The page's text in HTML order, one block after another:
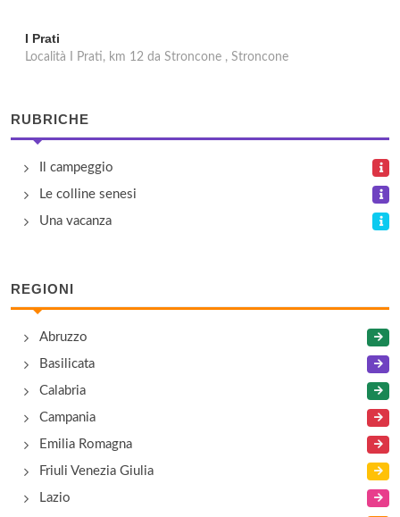
I Prati
Località I Prati, km 12 da Stroncone , Stroncone
RUBRICHE
Il campeggio
Le colline senesi
Una vacanza
REGIONI
Abruzzo
Basilicata
Calabria
Campania
Emilia Romagna
Friuli Venezia Giulia
Lazio